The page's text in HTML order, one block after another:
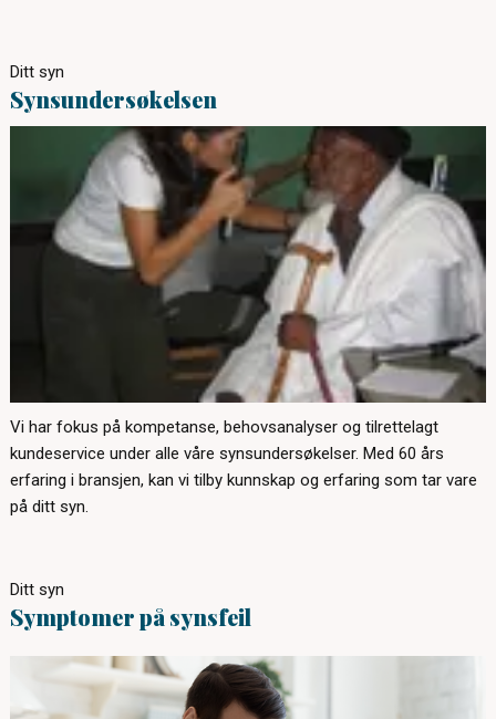
Ditt syn
Synsundersøkelsen
Vi har fokus på kompetanse, behovsanalyser og tilrettelagt
kundeservice under alle våre synsundersøkelser. Med 60 års
erfaring i bransjen, kan vi tilby kunnskap og erfaring som tar vare
på ditt syn.
Ditt syn
Symptomer på synsfeil